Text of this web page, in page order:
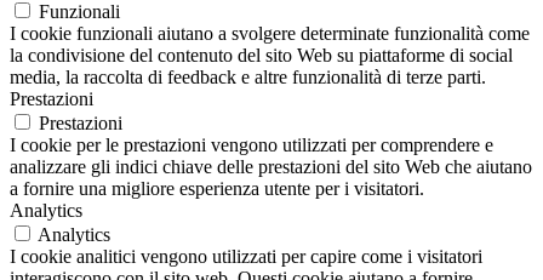
Funzionali
I cookie funzionali aiutano a svolgere determinate funzionalità come
la condivisione del contenuto del sito Web su piattaforme di social
media, la raccolta di feedback e altre funzionalità di terze parti.
Prestazioni
Prestazioni
I cookie per le prestazioni vengono utilizzati per comprendere e
analizzare gli indici chiave delle prestazioni del sito Web che aiutano
a fornire una migliore esperienza utente per i visitatori.
Analytics
Analytics
I cookie analitici vengono utilizzati per capire come i visitatori